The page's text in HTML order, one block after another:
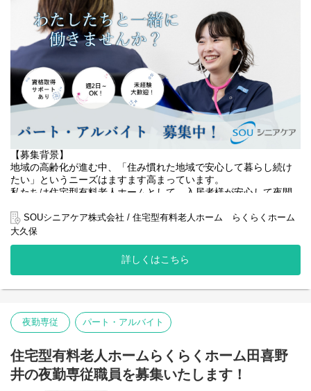
【募集背景】
地域の高齢化が進む中、「住み慣れた地域で安心して暮らし続け
たい」というニーズはますます高まっています。
私たちは住宅型有料老人ホームとして、入居者様が安心して夜間
しています。
体制の強化が求められています。
入居者様の尊厳を大切にし、穏やかに過ごせる夜間環境を支える
ため、夜勤専従スタッフを募集いたします。
り、長く活躍できる職場を目指しています。
地域社会への貢献と、質の高いサービス提供体制の構築に向け
【役割】
住宅型有料老人ホームにおける夜間帯の生活支援・見守り業務を
SOUシニアケア株式会社 / 住宅型有料老人ホーム らくらくホーム
大久保
詳しくはこちら
夜勤専従 パート・アルバイト
住宅型有料老人ホームらくらくホーム田喜野
井の夜勤専従職員を募集いたします！